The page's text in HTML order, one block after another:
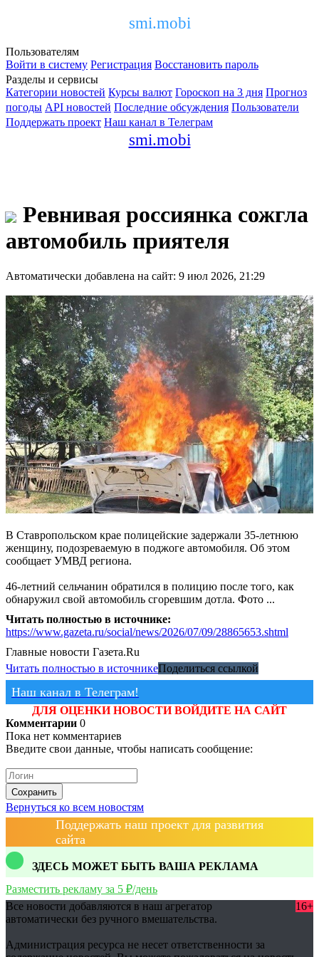
smi.mobi
Пользователям
Войти в систему Регистрация Восстановить пароль
Разделы и сервисы
Категории новостей Курсы валют Гороскоп на 3 дня Прогноз
погоды API новостей Последние обсуждения Пользователи
Поддержать проект Наш канал в Телеграм
smi.mobi
Ревнивая россиянка сожгла
автомобиль приятеля
Автоматически добавлена на сайт: 9 июл 2026, 21:29
В Ставропольском крае полицейские задержали 35-летнюю
женщину, подозреваемую в поджоге автомобиля. Об этом
сообщает УМВД региона.
46-летний сельчанин обратился в полицию после того, как
обнаружил свой автомобиль сгоревшим дотла. Фото ...
Читать полностью в источнике:
https://www.gazeta.ru/social/news/2026/07/09/28865653.shtml
Главные новости Газета.Ru
Читать полностью в источникеПоделиться ссылкой
Наш канал в Телеграм!
ДЛЯ ОЦЕНКИ НОВОСТИ ВОЙДИТЕ НА САЙТ
Комментарии 0
Пока нет комментариев
Введите свои данные, чтобы написать сообщение:
Сохранить
Вернуться ко всем новостям
Поддержать наш проект для развития
сайта
ЗДЕСЬ МОЖЕТ БЫТЬ ВАША РЕКЛАМА
Разместить рекламу за 5 ₽/день
Все новости добавляются в наш агрегатор
автоматически без ручного вмешательства.
16+
Администрация ресурса не несет ответственности за